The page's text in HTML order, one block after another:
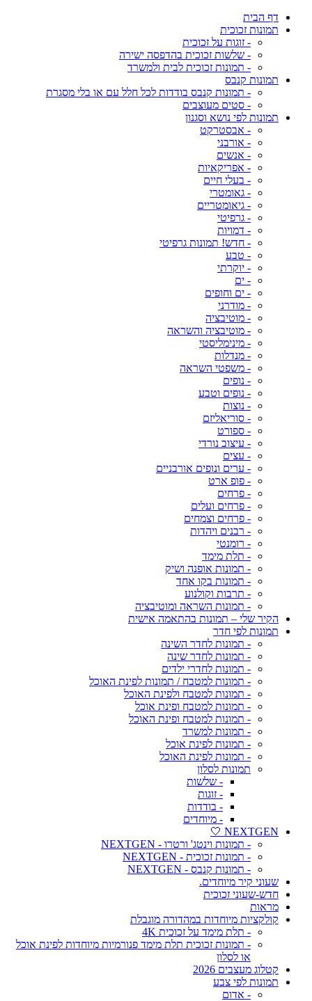
דף הבית
תמונות זכוכית
- זוגות על זכוכית
- שלשות זכוכית בהדפסה ישירה
- תמונות זכוכית לבית ולמשרד
תמונות קנבס
- תמונות קנבס בודדות לכל חלל עם או בלי מסגרת
- סטים מעוצבים
תמונות לפי נושא וסגנון
- אבסטרקט
- אורבני
- אנשים
- אפריקאיות
- בעלי חיים
- גאומטרי
- גיאומטריים
- גרפיטי
- דמויות
- חדש! תמונות גרפיטי
- טבע
- יוקרתי
- ים
- ים וחופים
- מודרני
- מוטיבציה
- מוטיבציה והשראה
- מינימליסטי
- מנדלות
- משפטי השראה
- נופים
- נופים וטבע
- נוצות
- סוריאליזם
- ספורט
- עיצוב נורדי
- עצים
- ערים ונופים אורבניים
- פופ ארט
- פרחים
- פרחים ועלים
- פרחים וצמחים
- רבנים ויהדות
- רומנטי
- תלת מימד
- תמונות אופנה ושיק
- תמונות בקו אחד
- תרבות וקולנוע
- תמונות השראה ומוטיבציה
הקיר שלי – תמונות בהתאמה אישית
תמונות לפי חדר
- תמונות לחדר השינה
- תמונות לחדר שינה
- תמונות לחדרי ילדים
- תמונות למטבח / תמונות לפינת האוכל
- תמונות למטבח ולפינת האוכל
- תמונות למטבח ופינת אוכל
- תמונות למטבח ופינת האוכל
- תמונות למשרד
- תמונות לפינת אוכל
- תמונות לפינת האוכל
תמונות לסלון
- שלשות
- זוגות
- בודדות
- מיוחדים
NEXTGEN 🤍
- תמונות וינטג' ורטרו - NEXTGEN
- תמונות זכוכית - NEXTGEN
- תמונות קנבס - NEXTGEN
שעוני קיר מיוחדים.
חדש-שעוני זכוכית
מראות
קולקציות מיוחדות במהדורה מוגבלת
- תלת מימד על זכוכית 4K
- תמונות זכוכית תלת מימד פנורמיות מיוחדות לפינת אוכל
או לסלון
קטלוג מעצבים 2026
תמונות לפי צבע
- אדום